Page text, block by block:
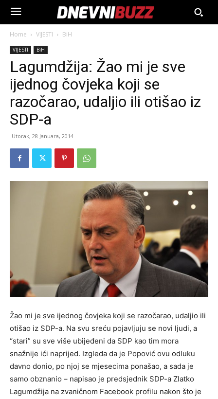
Home VIJESTI BiH
VIJESTI BiH
Lagumdžija: Žao mi je sve
ijednog čovjeka koji se
razočarao, udaljio ili otišao iz
SDP-a
Utorak, 28 Januara, 2014
Žao mi je sve ijednog čovjeka koji se razočarao, udaljio ili
otišao iz SDP-a. Na svu sreću pojavljuju se novi ljudi, a
“stari” su sve više ubijeđeni da SDP kao tim mora
snažnije ići naprijed. Izgleda da je Popović ovu odluku
davno donio, po njoj se mjesecima ponašao, a sada je
samo obznanio – napisao je predsjednik SDP-a Zlatko
Lagumdžija na zvaničnom Facebook profilu nakon što je